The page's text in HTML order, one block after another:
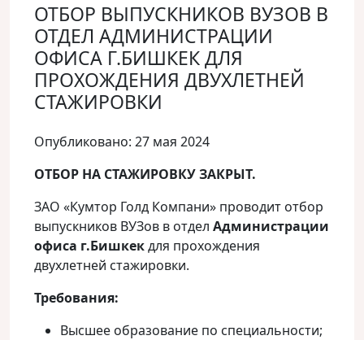
ОТБОР ВЫПУСКНИКОВ ВУЗОВ В
ОТДЕЛ АДМИНИСТРАЦИИ
ОФИСА Г.БИШКЕК ДЛЯ
ПРОХОЖДЕНИЯ ДВУХЛЕТНЕЙ
СТАЖИРОВКИ
Опубликовано: 27 мая 2024
ОТБОР НА СТАЖИРОВКУ ЗАКРЫТ.
ЗАО «Кумтор Голд Компани» проводит отбор
выпускников ВУЗов в отдел Администрации
офиса г.Бишкекдля прохождения
двухлетней стажировки.
Требования:
Высшее образование по специальности;